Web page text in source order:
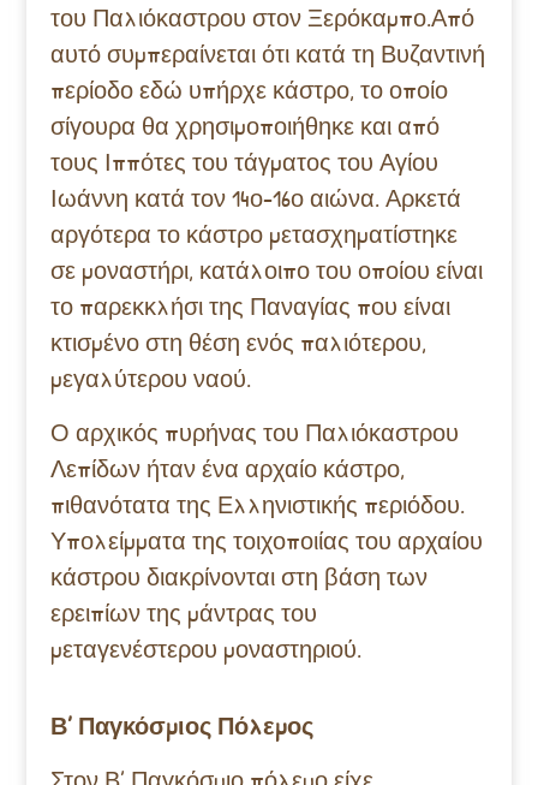
του Παλιόκαστρου στον Ξερόκαμπο.Από
αυτό συμπεραίνεται ότι κατά τη Βυζαντινή
περίοδο εδώ υπήρχε κάστρο, το οποίο
σίγουρα θα χρησιμοποιήθηκε και από
τους Ιππότες του τάγματος του Αγίου
Ιωάννη κατά τον 14ο-16ο αιώνα. Αρκετά
αργότερα το κάστρο μετασχηματίστηκε
σε μοναστήρι, κατάλοιπο του οποίου είναι
το παρεκκλήσι της Παναγίας που είναι
κτισμένο στη θέση ενός παλιότερου,
μεγαλύτερου ναού.
Ο αρχικός πυρήνας του Παλιόκαστρου
Λεπίδων ήταν ένα αρχαίο κάστρο,
πιθανότατα της Ελληνιστικής περιόδου.
Υπολείμματα της τοιχοποιίας του αρχαίου
κάστρου διακρίνονται στη βάση των
ερειπίων της μάντρας του
μεταγενέστερου μοναστηριού.
Β’ Παγκόσμιος Πόλεμος